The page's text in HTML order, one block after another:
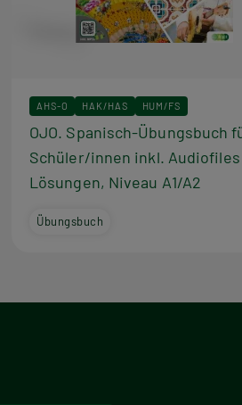
AHS-O HAK/HAS HUM/FS
OJO. Spanisch-Übungsbuch
Schüler/innen inkl. Audiofiles
Lösungen, Niveau A1/A2
Übungsbuch